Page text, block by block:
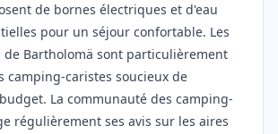
de bornes électriques et d'eau
pour un séjour confortable. Les
Bartholomä sont particulièrement
camping-caristes soucieux de
La communauté des camping-
régulièrement ses avis sur les aires